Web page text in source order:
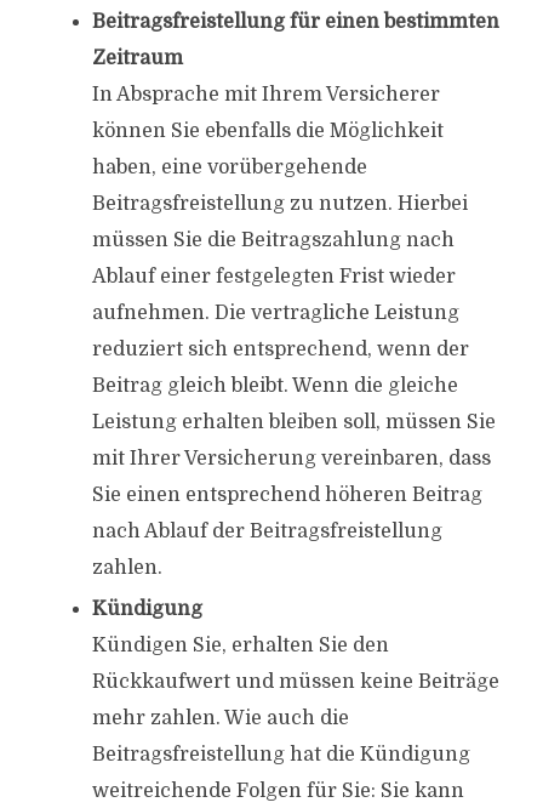
Beitragsfreistellung für einen bestimmten
Zeitraum
In Absprache mit Ihrem Versicherer
können Sie ebenfalls die Möglichkeit
haben, eine vorübergehende
Beitragsfreistellung zu nutzen. Hierbei
müssen Sie die Beitragszahlung nach
Ablauf einer festgelegten Frist wieder
aufnehmen. Die vertragliche Leistung
reduziert sich entsprechend, wenn der
Beitrag gleich bleibt. Wenn die gleiche
Leistung erhalten bleiben soll, müssen Sie
mit Ihrer Versicherung vereinbaren, dass
Sie einen entsprechend höheren Beitrag
nach Ablauf der Beitragsfreistellung
zahlen.
Kündigung
Kündigen Sie, erhalten Sie den
Rückkaufwert und müssen keine Beiträge
mehr zahlen. Wie auch die
Beitragsfreistellung hat die Kündigung
weitreichende Folgen für Sie: Sie kann